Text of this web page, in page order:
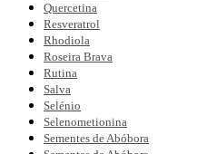
Quercetina
Resveratrol
Rhodiola
Roseira Brava
Rutina
Salva
Selénio
Selenometionina
Sementes de Abóbora